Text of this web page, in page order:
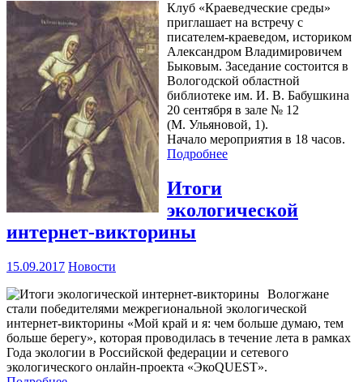
Клуб «Краеведческие среды»
приглашает на встречу с
писателем-краеведом, историком
Александром Владимировичем
Быковым. Заседание состоится в
Вологодской областной
библиотеке им. И. В. Бабушкина
20 сентября в зале № 12
(М. Ульяновой, 1).
Начало мероприятия в 18 часов.
Подробнее
Итоги
экологической
интернет-викторины
15.09.2017 Новости
Вологжане
стали победителями межрегиональной экологической
интернет-викторины «Мой край и я: чем больше думаю, тем
больше берегу», которая проводилась в течение лета в рамках
Года экологии в Российской федерации и сетевого
экологического онлайн-проекта «ЭкоQUEST».